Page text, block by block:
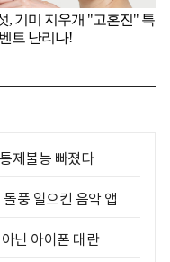
제불능 빠졌다
풍 일으킨 음악 앱
닌 아이폰 대란